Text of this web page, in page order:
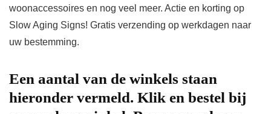
woonaccessoires en nog veel meer. Actie en korting op
Slow Aging Signs! Gratis verzending op werkdagen naar
uw bestemming.
Een aantal van de winkels staan
hieronder vermeld. Klik en bestel bij